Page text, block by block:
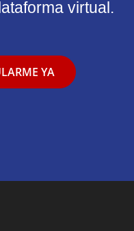
virtual.
YA